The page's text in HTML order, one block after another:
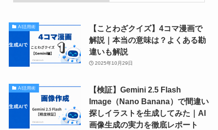
AI活用術
【ことわざクイズ】4コマ漫画で
解説｜本当の意味は？よくある勘
違いも解説
2025年10月29日
AI活用術
【検証】Gemini 2.5 Flash
Image（Nano Banana）で間違い
探しイラストを生成してみた｜AI
画像生成の実力を徹底レポート